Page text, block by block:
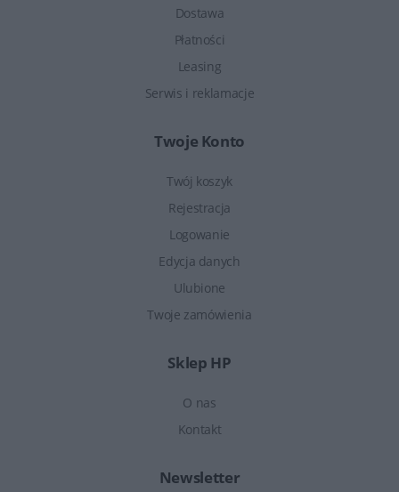
Dostawa
Płatności
Leasing
Serwis i reklamacje
Twoje Konto
Twój koszyk
Rejestracja
Logowanie
Edycja danych
Ulubione
Twoje zamówienia
Sklep HP
O nas
Kontakt
Newsletter